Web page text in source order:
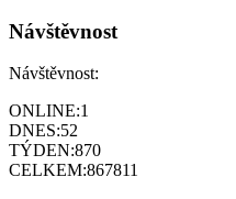
Návštěvnost
Návštěvnost:
ONLINE:1
DNES:52
TÝDEN:870
CELKEM:867811